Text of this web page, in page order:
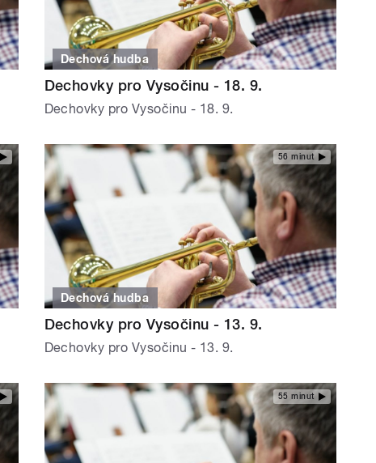
Dechová hudba
Dechovky pro Vysočinu - 18. 9.
Dechovky pro Vysočinu - 18. 9.
56 minut
Dechová hudba
Dechovky pro Vysočinu - 13. 9.
Dechovky pro Vysočinu - 13. 9.
55 minut